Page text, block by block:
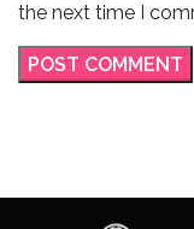
the next time I